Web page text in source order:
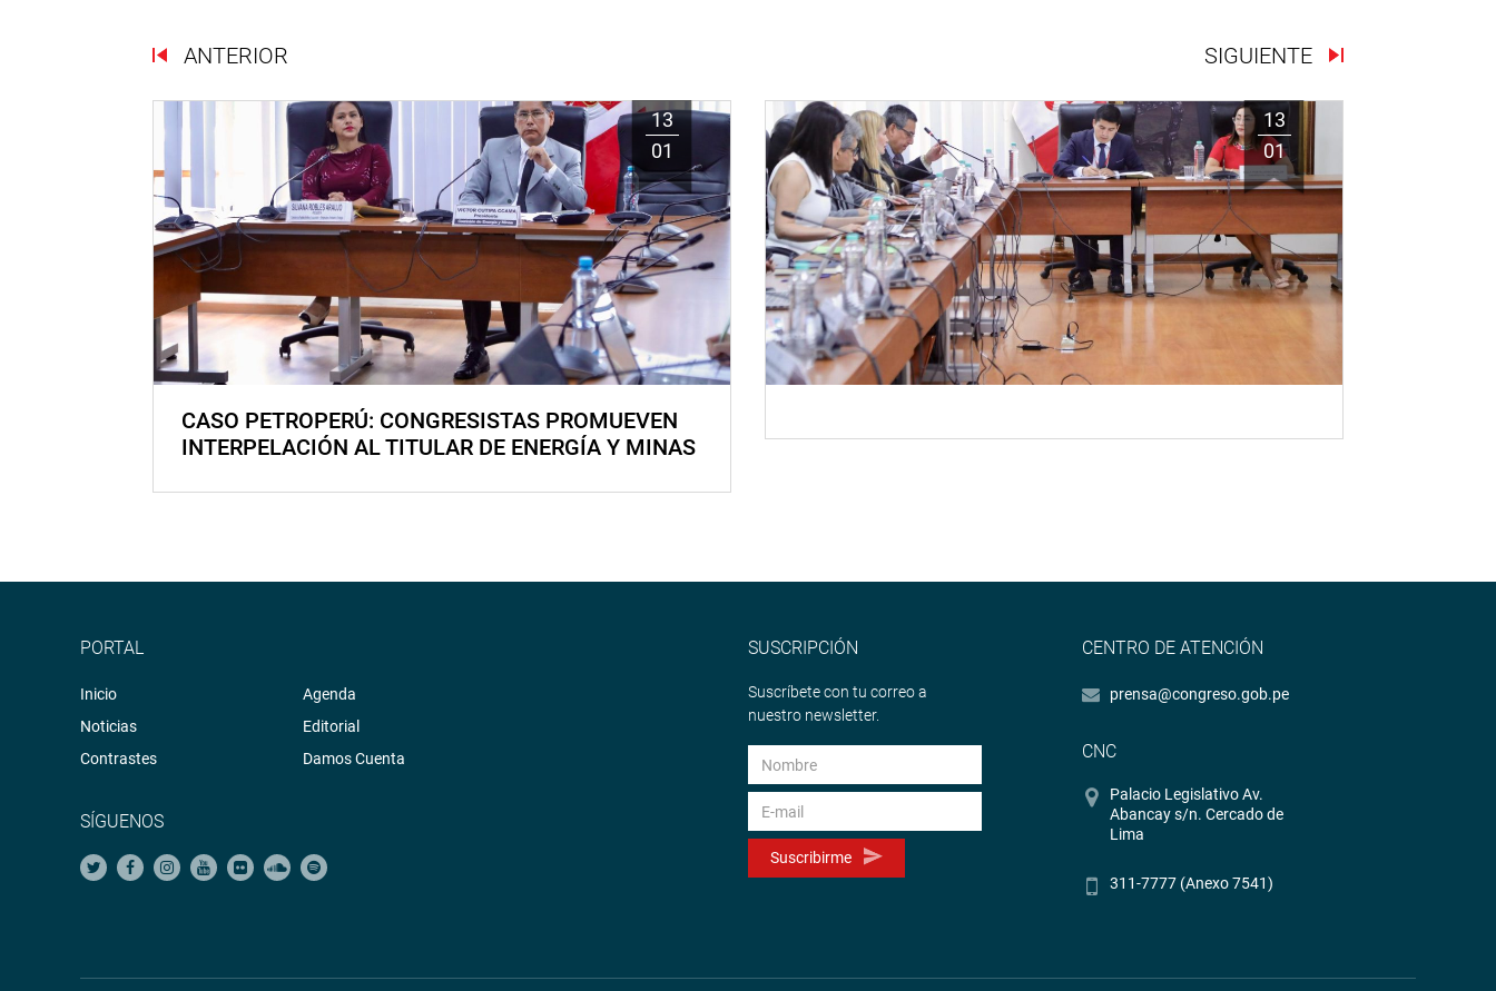
ANTERIOR SIGUIENTE
13
01
CASO PETROPERÚ: CONGRESISTAS PROMUEVEN
INTERPELACIÓN AL TITULAR DE ENERGÍA Y MINAS
13
01
PORTAL
Inicio
Noticias
Contrastes
Agenda
Editorial
Damos Cuenta
SÍGUENOS
SUSCRIPCIÓN
Suscríbete con tu correo a
nuestro newsletter.
Suscribirme
CENTRO DE ATENCIÓN
prensa@congreso.gob.pe
CNC
Palacio Legislativo Av.
Abancay s/n. Cercado de
Lima
311-7777 (Anexo 7541)